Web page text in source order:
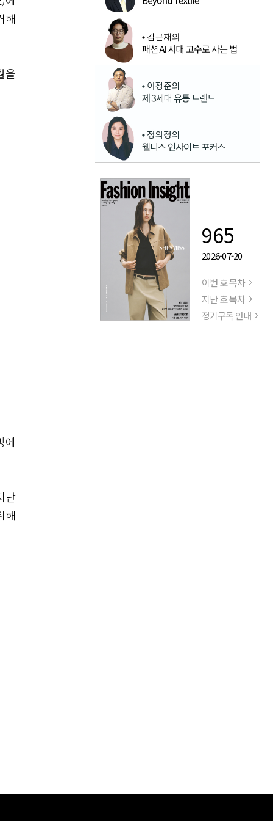
해
을
에
난
해
965
2026-07-20
이번 호 목차
지난 호 목차
정기구독 안내